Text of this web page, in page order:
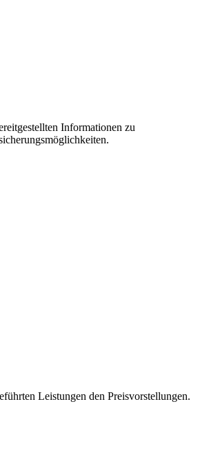
Informationen zu
Leistungen den Preisvorstellungen.